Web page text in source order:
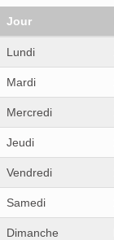
Jour
Lundi
Mardi
Mercredi
Jeudi
Vendredi
Samedi
Dimanche